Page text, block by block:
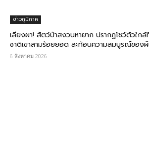
ข่าวภูมิภาค
เลียงผา! สัตว์ป่าสงวนหายาก ปรากฏโชว์ตัวใก
ชาติเขาสามร้อยยอด สะท้อนความสมบูรณ์ของ
6 สิงหาคม 2026